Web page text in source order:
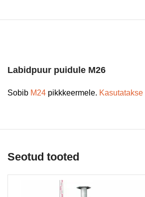
Labidpuur puidule M26
Sobib M24 pikkkeermele. Kasutatakse
Seotud tooted